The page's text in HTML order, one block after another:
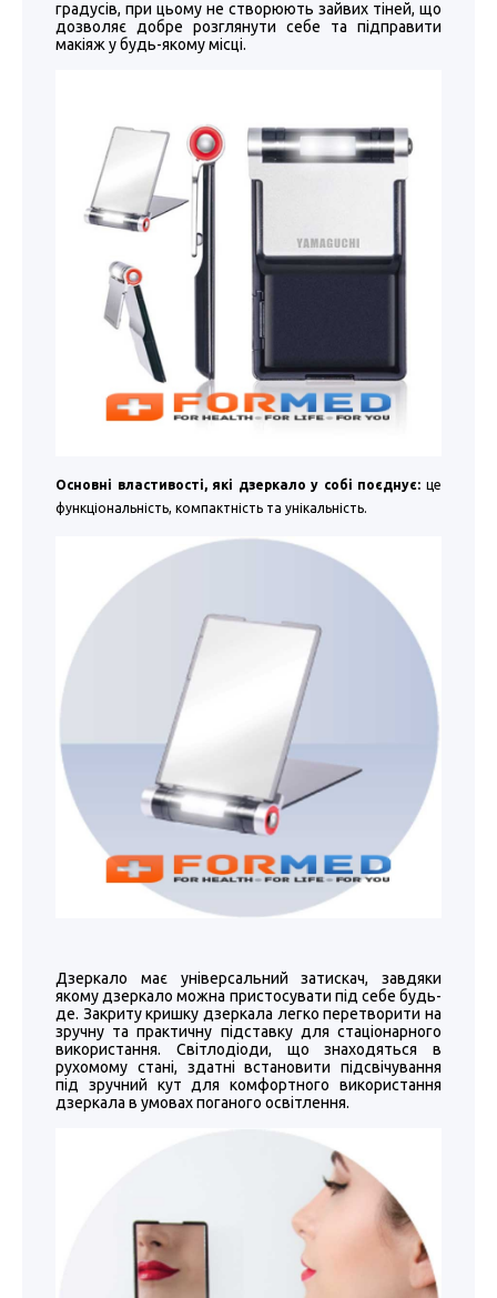
градусів, при цьому не створюють зайвих тіней, що
дозволяє добре розглянути себе та підправити
макіяж у будь-якому місці.
Основні властивості, які дзеркало у собі поєднує: це
функціональність, компактність та унікальність.
Дзеркало має універсальний затискач, завдяки
якому дзеркало можна пристосувати під себе будь-
де. Закриту кришку дзеркала легко перетворити на
зручну та практичну підставку для стаціонарного
використання. Світлодіоди, що знаходяться в
рухомому стані, здатні встановити підсвічування
під зручний кут для комфортного використання
дзеркала в умовах поганого освітлення.